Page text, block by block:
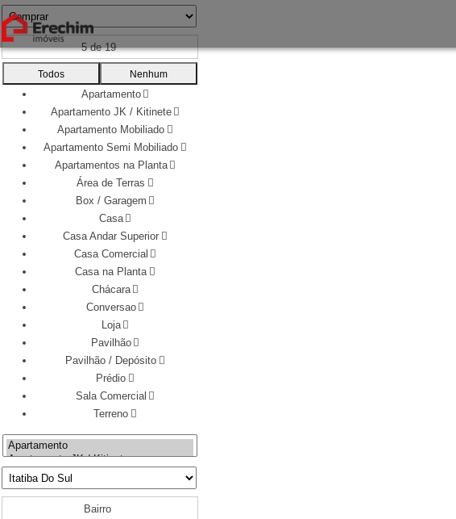
5 de 19
Todos Nenhum
Apartamento
Apartamento JK / Kitinete
Apartamento Mobiliado
Apartamento Semi Mobiliado
Apartamentos na Planta
Área de Terras
Box / Garagem
Casa
Casa Andar Superior
Casa Comercial
Casa na Planta
Chácara
Conversao
Loja
Pavilhão
Pavilhão / Depósito
Prédio
Sala Comercial
Terreno
Bairro